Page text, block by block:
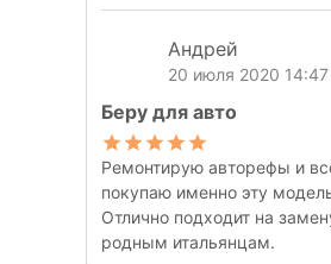
Андрей
20 июля 2020 14:47
Беру для авто
Ремонтирую авторефы и
покупаю именно эту
Отлично подходит на
родным итальянцам.